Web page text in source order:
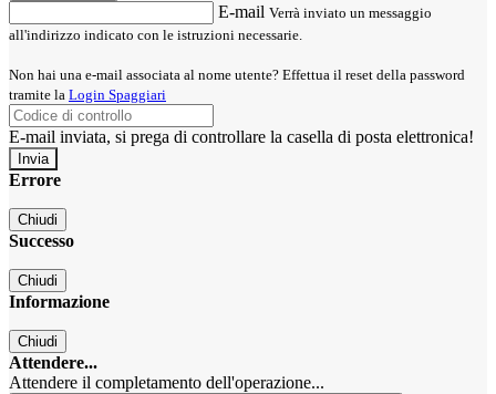
E-mail Verrà inviato un messaggio
all'indirizzo indicato con le istruzioni necessarie.
Non hai una e-mail associata al nome utente? Effettua il reset della password
tramite la Login Spaggiari
E-mail inviata, si prega di controllare la casella di posta elettronica!
Errore
Chiudi
Successo
Chiudi
Informazione
Chiudi
Attendere...
Attendere il completamento dell'operazione...